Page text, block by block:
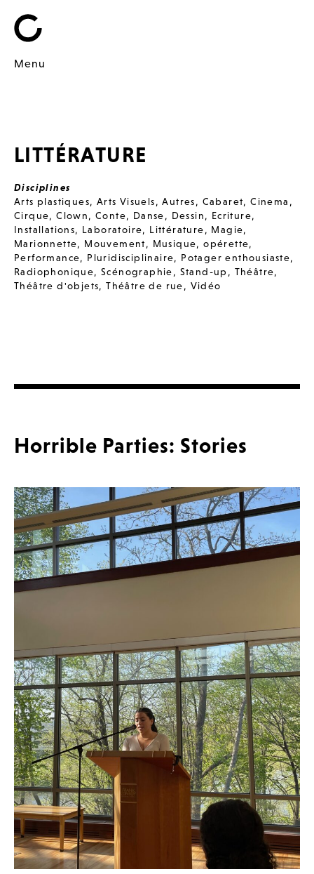
Menu
LITTÉRATURE
Disciplines
Arts plastiques, Arts Visuels,Autres, Cabaret,Cinema ,
Cirque,Clown,Conte, Danse, Dessin, Ecriture,
Installations, Laboratoire, Littérature, Magie,
Marionnette, Mouvement, Musique,opérette,
Performance, Pluridisciplinaire, Potager enthousiaste,
Radiophonique,Scénographie, Stand-up , Théâtre,
Théâtre d'objets,Théâtre de rue, Vidéo
Horrible Parties: Stories